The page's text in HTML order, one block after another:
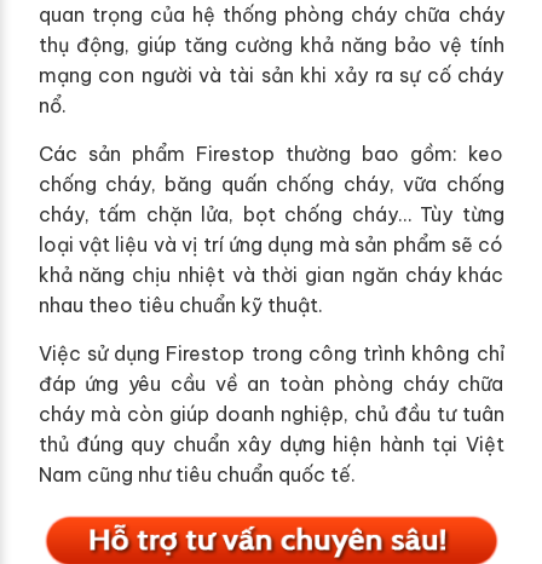
quan trọng của hệ thống phòng cháy chữa cháy
thụ động, giúp tăng cường khả năng bảo vệ tính
mạng con người và tài sản khi xảy ra sự cố cháy
nổ.
Các sản phẩm Firestop thường bao gồm: keo
chống cháy, băng quấn chống cháy, vữa chống
cháy, tấm chặn lửa, bọt chống cháy… Tùy từng
loại vật liệu và vị trí ứng dụng mà sản phẩm sẽ có
khả năng chịu nhiệt và thời gian ngăn cháy khác
nhau theo tiêu chuẩn kỹ thuật.
Việc sử dụng Firestop trong công trình không chỉ
đáp ứng yêu cầu về an toàn phòng cháy chữa
cháy mà còn giúp doanh nghiệp, chủ đầu tư tuân
thủ đúng quy chuẩn xây dựng hiện hành tại Việt
Nam cũng như tiêu chuẩn quốc tế.